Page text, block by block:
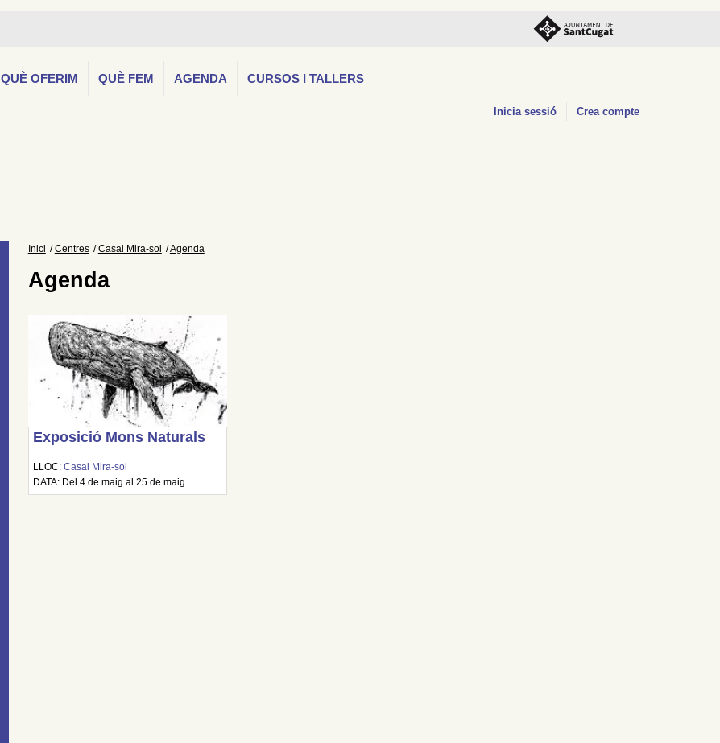
QUÈ OFERIM QUÈ FEM AGENDA CURSOS I TALLERS
Inicia sessió Crea compte
Inici Centres Casal Mira-sol Agenda
Agenda
Exposició Mons Naturals
LLOC: Casal Mira-sol
DATA: Del 4 de maig al 25 de maig